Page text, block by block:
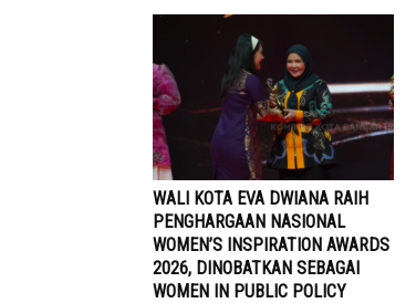
WALI KOTA EVA DWIANA RAIH
PENGHARGAAN NASIONAL
WOMEN’S INSPIRATION AWARDS
2026, DINOBATKAN SEBAGAI
WOMEN IN PUBLIC POLICY